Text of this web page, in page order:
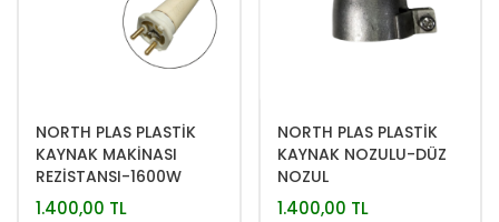
NORTH PLAS PLASTİK
KAYNAK MAKİNASI
REZİSTANSI-1600W
700°
1.400,00 TL
NORTH PLAS PLASTİK
KAYNAK NOZULU-DÜZ
NOZUL
1.400,00 TL